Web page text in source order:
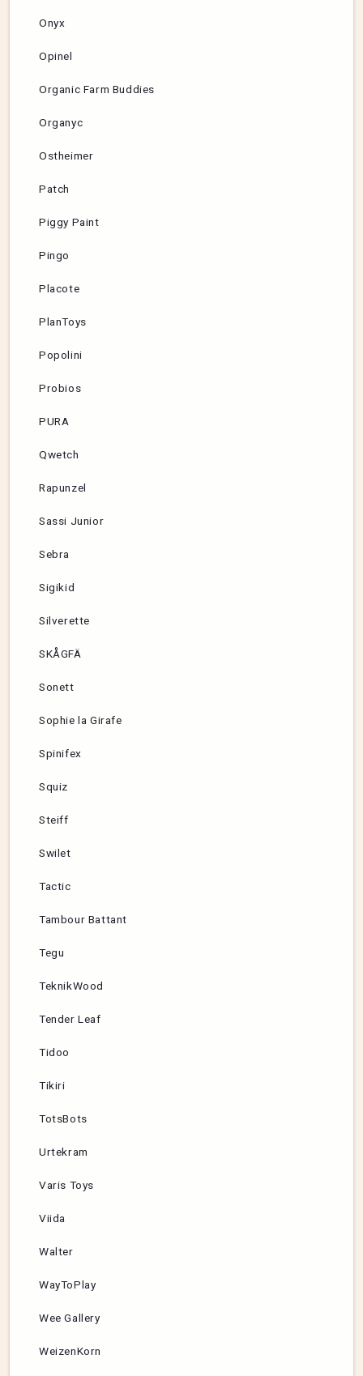
Onyx
Opinel
Organic Farm Buddies
Organyc
Ostheimer
Patch
Piggy Paint
Pingo
Placote
PlanToys
Popolini
Probios
PURA
Qwetch
Rapunzel
Sassi Junior
Sebra
Sigikid
Silverette
SKÅGFÄ
Sonett
Sophie la Girafe
Spinifex
Squiz
Steiff
Swilet
Tactic
Tambour Battant
Tegu
TeknikWood
Tender Leaf
Tidoo
Tikiri
TotsBots
Urtekram
Varis Toys
Viida
Walter
WayToPlay
Wee Gallery
WeizenKorn